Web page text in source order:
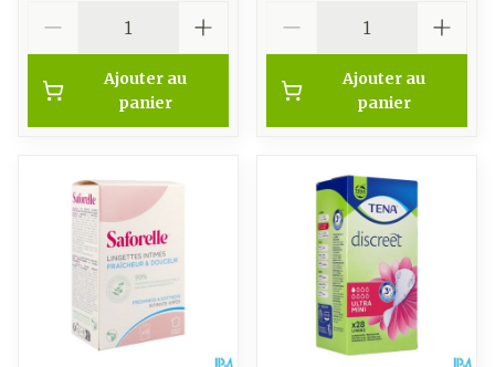
Ajouter au
panier
Ajouter au
panier